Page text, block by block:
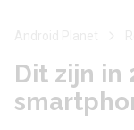
Dit zijn in